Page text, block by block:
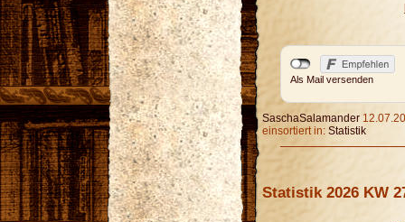
Als Mail versenden
SaschaSalamander
einsortiert in: Statistik
Statistik 2026 KW